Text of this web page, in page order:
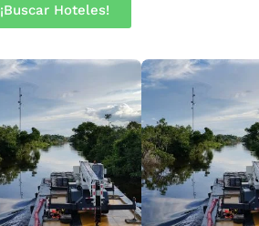
¡Buscar Hoteles!